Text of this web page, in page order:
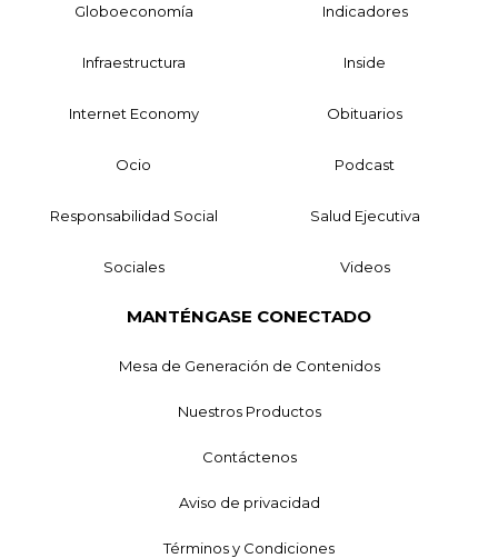
Globoeconomía Indicadores
Infraestructura Inside
Internet Economy Obituarios
Ocio Podcast
Responsabilidad Social Salud Ejecutiva
Sociales Videos
MANTÉNGASE CONECTADO
Mesa de Generación de Contenidos
Nuestros Productos
Contáctenos
Aviso de privacidad
Términos y Condiciones